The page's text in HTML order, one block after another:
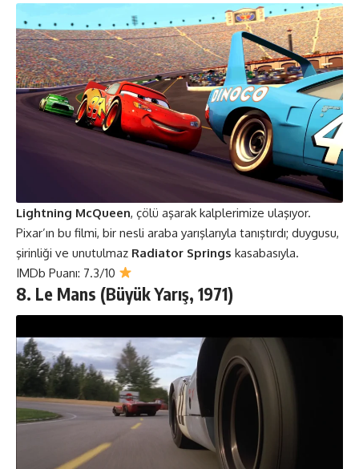
Lightning McQueen, çölü aşarak kalplerimize ulaşıyor.
Pixar’ın bu filmi, bir nesli araba yarışlarıyla tanıştırdı; duygusu,
şirinliği ve unutulmaz Radiator Springs kasabasıyla.
IMDb Puanı: 7.3/10
8. Le Mans (Büyük Yarış, 1971)